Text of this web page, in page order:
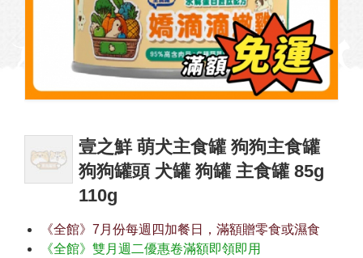
壹之鮮 萌犬主食罐 狗狗主食罐
狗狗罐頭 犬罐 狗罐 主食罐 85g
110g
《全館》7月份每週四加餐日，滿額贈零食或濕食
《全館》雙月週二優惠卷滿額即領即用